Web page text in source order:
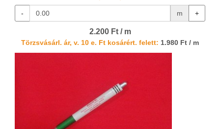
- m +
2.200 Ft / m
Törzsvásárl. ár, v. 10 e. Ft kosárért. felett: 1.980 Ft / m